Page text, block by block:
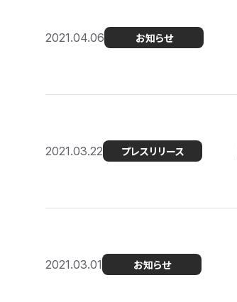
2021.04.06 お知らせ
2021.03.22 プレスリリース
2021.03.01 お知らせ